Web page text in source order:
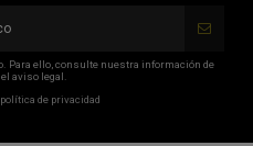
Para ello, consulte nuestra información de
aviso legal.
política de privacidad